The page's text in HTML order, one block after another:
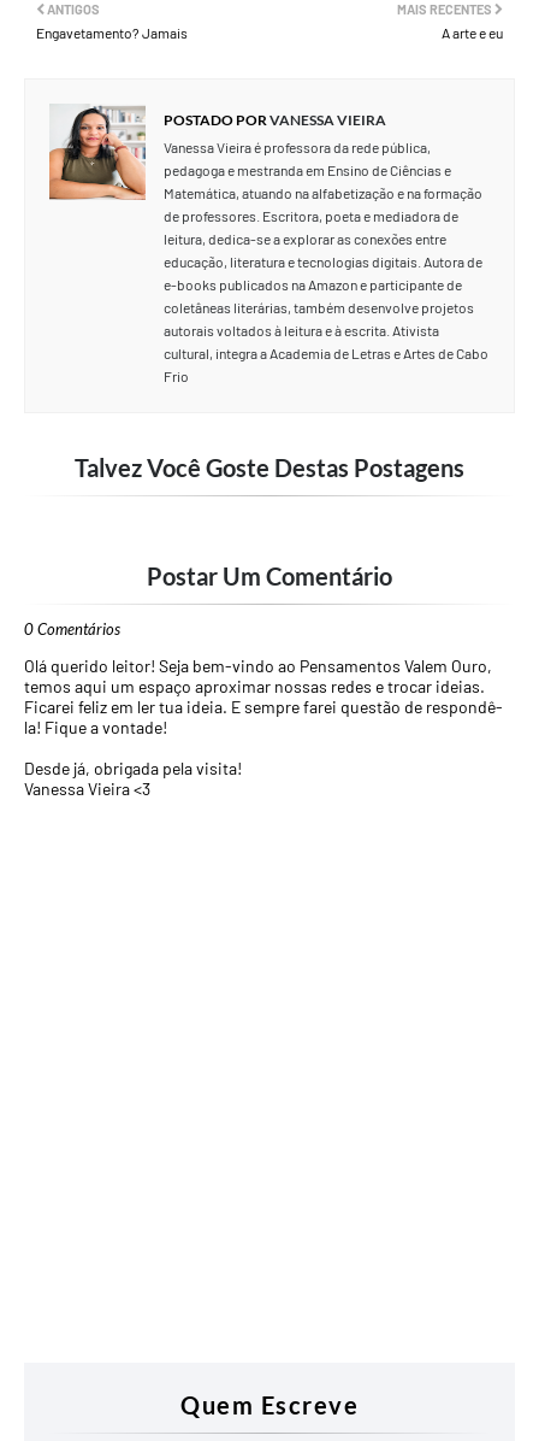
MAIS RECENTES
A arte e eu
ANTIGOS
Engavetamento? Jamais
POSTADO PORVANESSA VIEIRA
Vanessa Vieira é professora da rede pública,
pedagoga e mestranda em Ensino de Ciências e
Matemática, atuando na alfabetização e na formação
de professores. Escritora, poeta e mediadora de
leitura, dedica-se a explorar as conexões entre
educação, literatura e tecnologias digitais. Autora de
e-books publicados na Amazon e participante de
coletâneas literárias, também desenvolve projetos
autorais voltados à leitura e à escrita. Ativista
cultural, integra a Academia de Letras e Artes de Cabo
Frio
Talvez Você Goste Destas Postagens
Postar Um Comentário
0 Comentários
Olá querido leitor! Seja bem-vindo ao Pensamentos Valem Ouro,
temos aqui um espaço aproximar nossas redes e trocar ideias.
Ficarei feliz em ler tua ideia. E sempre farei questão de respondê-
la! Fique a vontade!
Desde já, obrigada pela visita!
Vanessa Vieira <3
Quem Escreve